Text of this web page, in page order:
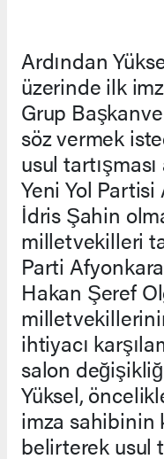
Ardından
üzerinde ilk
Grup
söz vermek
usul
Yeni Yol
İdris Şahin
milletvekilleri
Parti
Hakan Şeref
ihtiyacı
salon
Yüksel,
imza sahibinin
belirterek usul